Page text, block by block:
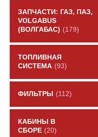
ЗАПЧАСТИ: ГАЗ, ПАЗ,
VOLGABUS
(ВОЛГАБАС) (179)
ТОПЛИВНАЯ
СИСТЕМА (93)
ФИЛЬТРЫ (112)
КАБИНЫ В
СБОРЕ (20)